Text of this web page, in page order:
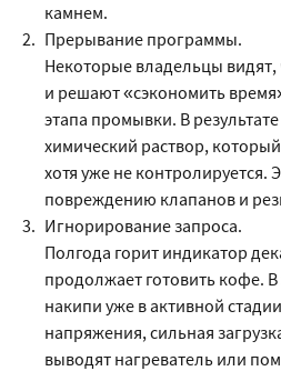
камнем.
Прерывание программы.
Некоторые владельцы
и решают «сэкономить
этапа промывки. В результате
химический раствор,
хотя уже не контролируется.
повреждению клапанов и
Игнорирование запроса.
Полгода горит индикатор
продолжает готовить кофе.
накипи уже в активной
напряжения, сильная
выводят нагреватель или